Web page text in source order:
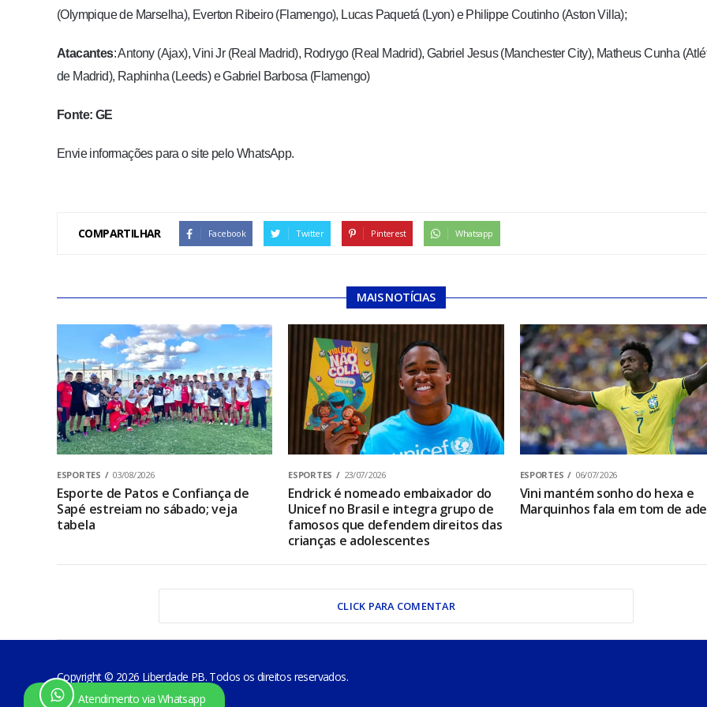
(Olympique de Marselha), Everton Ribeiro (Flamengo), Lucas Paquetá (Lyon) e Philippe Coutinho (Aston Villa);
Atacantes: Antony (Ajax), Vini Jr (Real Madrid), Rodrygo (Real Madrid), Gabriel Jesus (Manchester City), Matheus Cunha
de Madrid), Raphinha (Leeds) e Gabriel Barbosa (Flamengo)
Fonte: GE
Envie informações para o site pelo WhatsApp.
COMPARTILHAR Facebook Twitter Pinterest Whatsapp
MAIS NOTÍCIAS
ESPORTES 03/08/2026
Esporte de Patos e Confiança de
Sapé estreiam no sábado; veja
tabela
ESPORTES 23/07/2026
Endrick é nomeado embaixador do
Unicef no Brasil e integra grupo de
famosos que defendem direitos das
crianças e adolescentes
ESPORTES 06/07/2026
Vini mantém sonho do hexa e
Marquinhos fala em tom de
CLICK PARA COMENTAR
Atendimento via Whatsapp
Copyright © 2026 Liberdade PB. Todos os direitos reservados.